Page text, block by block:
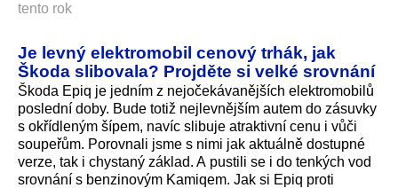
tento rok
Je levný elektromobil cenový trhák, jak
Škoda slibovala? Projděte si velké srovnání
Škoda Epiq je jedním z nejočekávanějších elektromobilů
poslední doby. Bude totiž nejlevnějším autem do zásuvky
s okřídleným šípem, navíc slibuje atraktivní cenu i vůči
soupeřům. Porovnali jsme s nimi jak aktuálně dostupné
verze, tak i chystaný základ. A pustili se i do tenkých vod
srovnání s benzinovým Kamiqem. Jak si Epiq proti